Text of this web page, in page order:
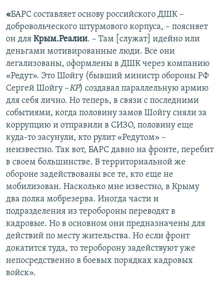
«БАРС составляет основу российского ДШК –
добровольческого штурмового корпуса, – поясняет
он для Крым.Реалии. – Там [служат] идейно или
деньгами мотивированные люди. Все они
легализованы, оформлены в ДШК через компанию
«Редут». Это Шойгу (бывший министр обороны РФ
Сергей Шойгу –КР) создавал параллельную армию
для себя лично. Но теперь, в связи с последними
событиями, когда половину замов Шойгу сняли за
коррупцию и отправили в СИЗО, половину еще
куда-то засунули, кто рулит «Редутом» –
неизвестно. Так вот, БАРС давно на фронте, перебит
в своем большинстве. В территориальной же
обороне задействованы все те, кто еще не
мобилизован. Насколько мне известно, в Крыму
два полка мобрезерва. Иногда части и
подразделения из теробороны переводят в
кадровые. Но в основном они предназначены для
действий по месту жительства. Но если фронт
докатится туда, то тероборону задействуют уже
непосредственно в боевых порядках кадровых
войск».